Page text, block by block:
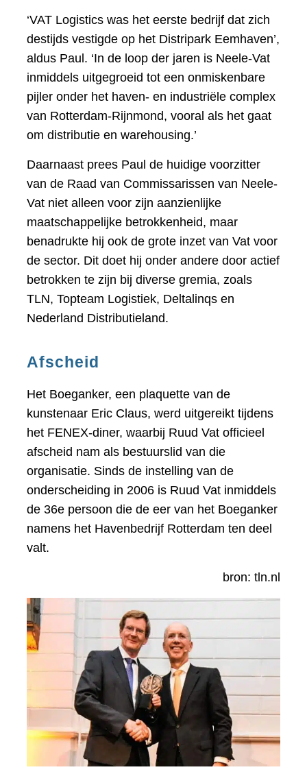
‘VAT Logistics was het eerste bedrijf dat zich
destijds vestigde op het Distripark Eemhaven’,
aldus Paul. ‘In de loop der jaren is Neele-Vat
inmiddels uitgegroeid tot een onmiskenbare
pijler onder het haven- en industriële complex
van Rotterdam-Rijnmond, vooral als het gaat
om distributie en warehousing.’
Daarnaast prees Paul de huidige voorzitter
van de Raad van Commissarissen van Neele-
Vat niet alleen voor zijn aanzienlijke
maatschappelijke betrokkenheid, maar
benadrukte hij ook de grote inzet van Vat voor
de sector. Dit doet hij onder andere door actief
betrokken te zijn bij diverse gremia, zoals
TLN, Topteam Logistiek, Deltalinqs en
Nederland Distributieland.
Afscheid
Het Boeganker, een plaquette van de
kunstenaar Eric Claus, werd uitgereikt tijdens
het FENEX-diner, waarbij Ruud Vat officieel
afscheid nam als bestuurslid van die
organisatie. Sinds de instelling van de
onderscheiding in 2006 is Ruud Vat inmiddels
de 36e persoon die de eer van het Boeganker
namens het Havenbedrijf Rotterdam ten deel
valt.
bron: tln.nl